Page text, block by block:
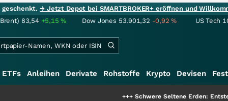
geschenkt.→ Jetzt Depot bei SMARTBROKER+ eröffnen und
83,54 +5,15% Dow Jones 53.901,32 -0,92% US Tech
ETFs Anleihen Derivate Rohstoffe Krypto Devisen
Schwere Seltene Erden: Entsteht hier die